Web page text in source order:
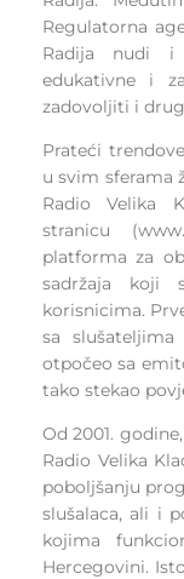
Regulatorna
Radija nudi i
edukativne i
zadovoljiti i
Prateći
u svim sferama
Radio Velika
stranicu
platforma za
sadržaja koji
korisnicima.
sa
otpočeo sa
tako stekao
Od 2001.
Radio Velika
poboljšanju
slušalaca, ali i
kojima
Hercegovini.